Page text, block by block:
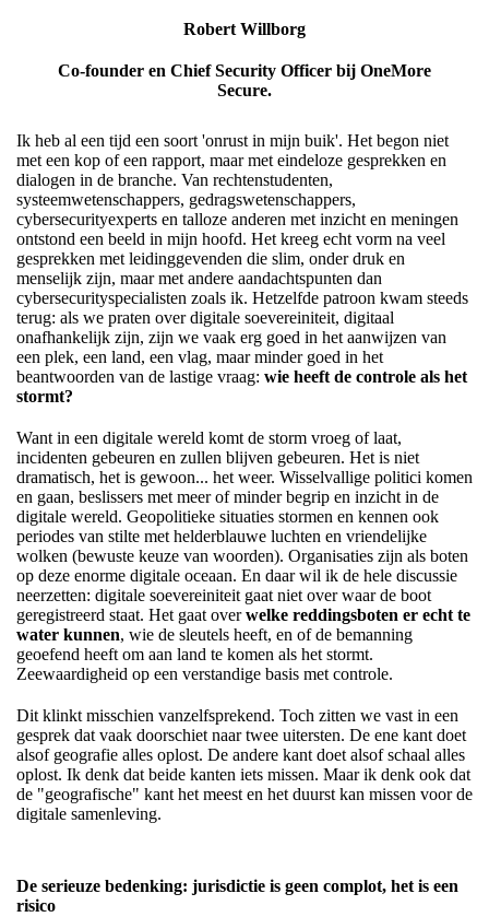
Robert Willborg
Co-founder en Chief Security Officer bij OneMore
Secure.
Ik heb al een tijd een soort 'onrust in mijn buik'. Het begon niet
met een kop of een rapport, maar met eindeloze gesprekken en
dialogen in de branche. Van rechtenstudenten,
systeemwetenschappers, gedragswetenschappers,
cybersecurityexperts en talloze anderen met inzicht en meningen
ontstond een beeld in mijn hoofd. Het kreeg echt vorm na veel
gesprekken met leidinggevenden die slim, onder druk en
menselijk zijn, maar met andere aandachtspunten dan
cybersecurityspecialisten zoals ik. Hetzelfde patroon kwam steeds
terug: als we praten over digitale soevereiniteit, digitaal
onafhankelijk zijn, zijn we vaak erg goed in het aanwijzen van
een plek, een land, een vlag, maar minder goed in het
beantwoorden van de lastige vraag: wie heeft de controle als het
stormt?
Want in een digitale wereld komt de storm vroeg of laat,
incidenten gebeuren en zullen blijven gebeuren. Het is niet
dramatisch, het is gewoon... het weer. Wisselvallige politici komen
en gaan, beslissers met meer of minder begrip en inzicht in de
digitale wereld. Geopolitieke situaties stormen en kennen ook
periodes van stilte met helderblauwe luchten en vriendelijke
wolken (bewuste keuze van woorden). Organisaties zijn als boten
op deze enorme digitale oceaan. En daar wil ik de hele discussie
neerzetten: digitale soevereiniteit gaat niet over waar de boot
geregistreerd staat. Het gaat overwelke reddingsboten er echt te
water kunnen, wie de sleutels heeft, en of de bemanning
geoefend heeft om aan land te komen als het stormt.
Zeewaardigheid op een verstandige basis met controle.
Dit klinkt misschien vanzelfsprekend. Toch zitten we vast in een
gesprek dat vaak doorschiet naar twee uitersten. De ene kant doet
alsof geografie alles oplost. De andere kant doet alsof schaal alles
oplost. Ik denk dat beide kanten iets missen. Maar ik denk ook dat
de "geografische" kant het meest en het duurst kan missen voor de
digitale samenleving.
De serieuze bedenking: jurisdictie is geen complot, het is een
risico